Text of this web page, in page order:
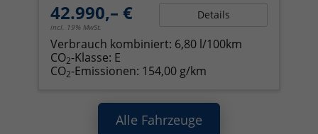
42.990,– €
incl. 19% MwSt.
Details
Verbrauch kombiniert: 6,80 l/100km
CO2-Klasse: E
CO2-Emissionen: 154,00 g/km
Alle Fahrzeuge